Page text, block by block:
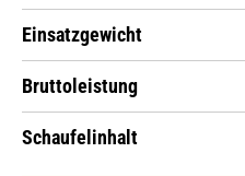
Einsatzgewicht
Bruttoleistung
Schaufelinhalt